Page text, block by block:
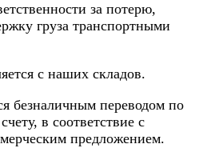
за потерю,
груза транспортными
с наших складов.
безналичным переводом по
в соответствие с
предложением.